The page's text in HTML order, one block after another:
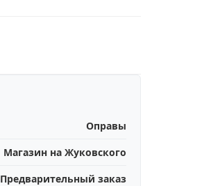
Оправы
Магазин на Жуковского
Предварительный заказ